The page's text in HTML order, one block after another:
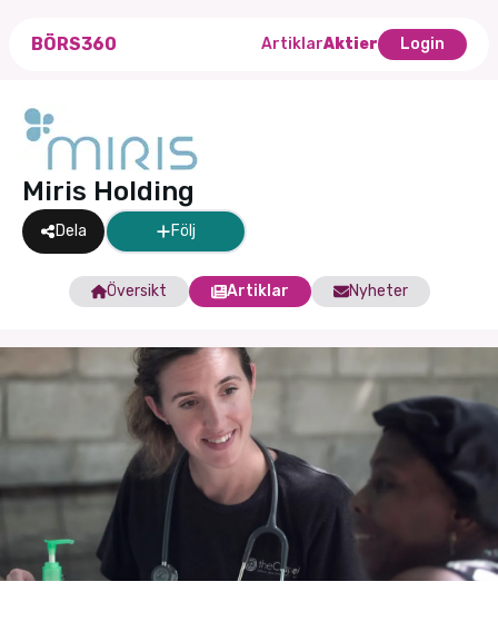
BÖRS360 ArtiklarAktier Login
Miris Holding
Dela Följ
Översikt Artiklar Nyheter